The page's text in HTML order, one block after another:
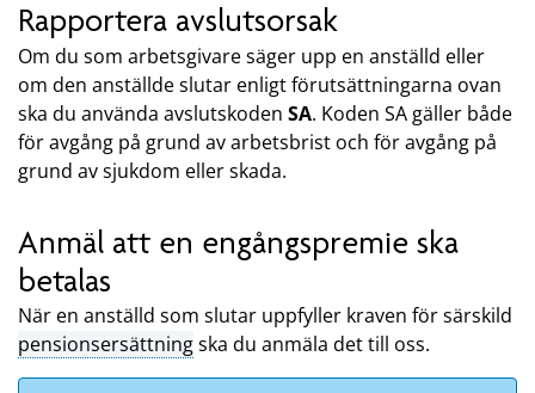
Rapportera avslutsorsak
Om du som arbetsgivare säger upp en anställd eller
om den anställde slutar enligt förutsättningarna ovan
ska du använda avslutskoden SA. Koden SA gäller både
för avgång på grund av arbetsbrist och för avgång på
grund av sjukdom eller skada.
Anmäl att en engångspremie ska
betalas
När en anställd som slutar uppfyller kraven för särskild
pensionsersättningska du anmäla det till oss.